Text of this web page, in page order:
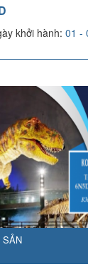
khởi hành: 01 -
SẢN